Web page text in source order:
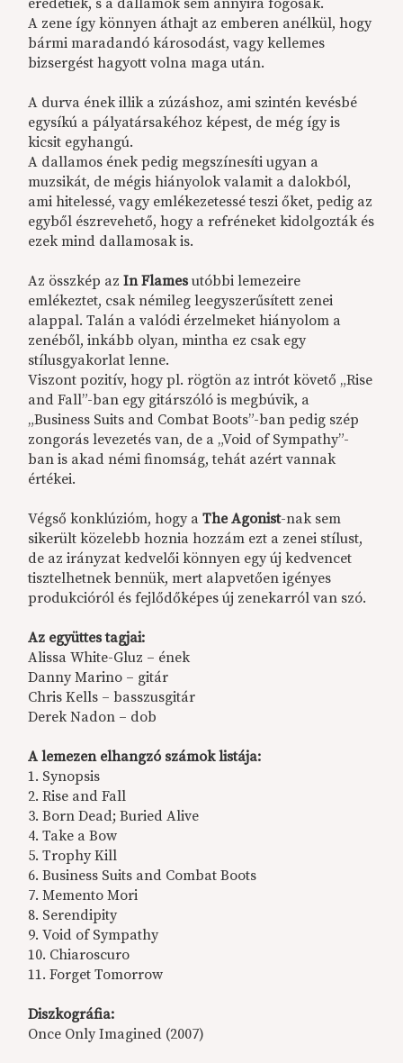
eredetiek, s a dallamok sem annyira fogósak.
A zene így könnyen áthajt az emberen anélkül, hogy
bármi maradandó károsodást, vagy kellemes
bizsergést hagyott volna maga után.
A durva ének illik a zúzáshoz, ami szintén kevésbé
egysíkú a pályatársakéhoz képest, de még így is
kicsit egyhangú.
A dallamos ének pedig megszínesíti ugyan a
muzsikát, de mégis hiányolok valamit a dalokból,
ami hitelessé, vagy emlékezetessé teszi őket, pedig az
egyből észrevehető, hogy a refréneket kidolgozták és
ezek mind dallamosak is.
Az összkép azIn Flamesutóbbi lemezeire
emlékeztet, csak némileg leegyszerűsített zenei
alappal. Talán a valódi érzelmeket hiányolom a
zenéből, inkább olyan, mintha ez csak egy
stílusgyakorlat lenne.
Viszont pozitív, hogy pl. rögtön az intrót követő „Rise
and Fall”-ban egy gitárszóló is megbúvik, a
„Business Suits and Combat Boots”-ban pedig szép
zongorás levezetés van, de a „Void of Sympathy”-
ban is akad némi finomság, tehát azért vannak
értékei.
Végső konklúzióm, hogy aThe Agonist-nak sem
sikerült közelebb hoznia hozzám ezt a zenei stílust,
de az irányzat kedvelői könnyen egy új kedvencet
tisztelhetnek bennük, mert alapvetően igényes
produkcióról és fejlődőképes új zenekarról van szó.
Az együttes tagjai:
Alissa White-Gluz – ének
Danny Marino – gitár
Chris Kells – basszusgitár
Derek Nadon – dob
A lemezen elhangzó számok listája:
1. Synopsis
2. Rise and Fall
3. Born Dead; Buried Alive
4. Take a Bow
5. Trophy Kill
6. Business Suits and Combat Boots
7. Memento Mori
8. Serendipity
9. Void of Sympathy
10. Chiaroscuro
11. Forget Tomorrow
Diszkográfia:
Once Only Imagined (2007)